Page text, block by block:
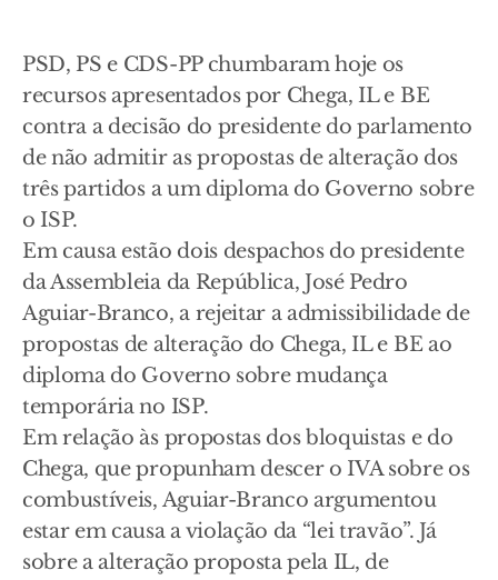
PSD, PS e CDS-PP chumbaram hoje os
recursos apresentados por Chega, IL e BE
contra a decisão do presidente do parlamento
de não admitir as propostas de alteração dos
três partidos a um diploma do Governo sobre
o ISP.
Em causa estão dois despachos do presidente
da Assembleia da República, José Pedro
Aguiar-Branco, a rejeitar a admissibilidade de
propostas de alteração do Chega, IL e BE ao
diploma do Governo sobre mudança
temporária no ISP.
Em relação às propostas dos bloquistas e do
Chega, que propunham descer o IVA sobre os
combustíveis, Aguiar-Branco argumentou
estar em causa a violação da “lei travão”. Já
sobre a alteração proposta pela IL, de